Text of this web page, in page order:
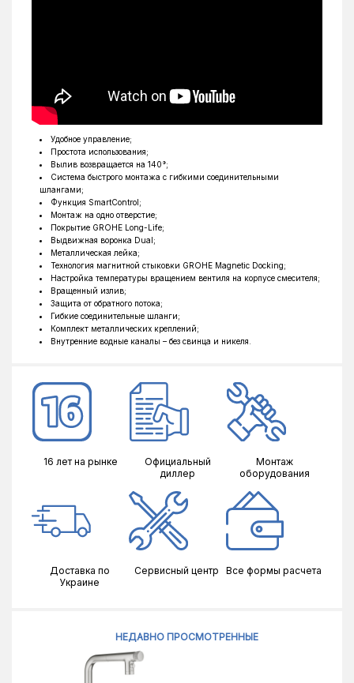
Удобное управление;
Простота использования;
Вылив возвращается на 140°;
Система быстрого монтажа с гибкими соединительными
шлангами;
Функция SmartControl;
Монтаж на одно отверстие;
Покрытие GROHE Long-Life;
Выдвижная воронка Dual;
Металлическая лейка;
Технология магнитной стыковки GROHE Magnetic Docking;
Настройка температуры вращением вентиля на корпусе смесителя;
Вращенный излив;
Защита от обратного потока;
Гибкие соединительные шланги;
Комплект металлических креплений;
Внутренние водные каналы – без свинца и никеля.
16 лет на рынке
Официальный
диллер
Монтаж
оборудования
Доставка по
Украине
Сервисный центр Все формы расчета
НЕДАВНО ПРОСМОТРЕННЫЕ